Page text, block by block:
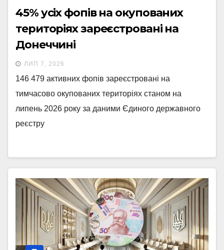
45% усіх фопів на окупованих
територіях зареєстровані на
Донеччині
ЛИП 7, 2026
146 479 активних фопів зареєстровані на
тимчасово окупованих територіях станом на
липень 2026 року за даними Єдиного державного
реєстру